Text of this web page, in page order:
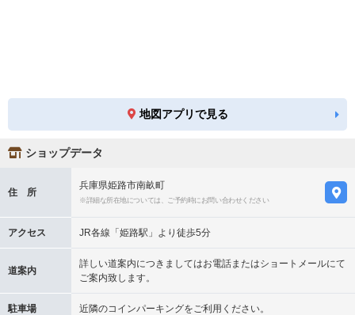
地図アプリで見る
ショップデータ
住 所
兵庫県姫路市南畝町
※詳細な所在地については、ご予約時にお問い合わせください
アクセス JR各線「姫路駅」より徒歩5分
道案内
詳しい道案内につきましてはお電話またはショートメールにて
ご案内致します。
駐車場 近隣のコインパーキングをご利用ください。